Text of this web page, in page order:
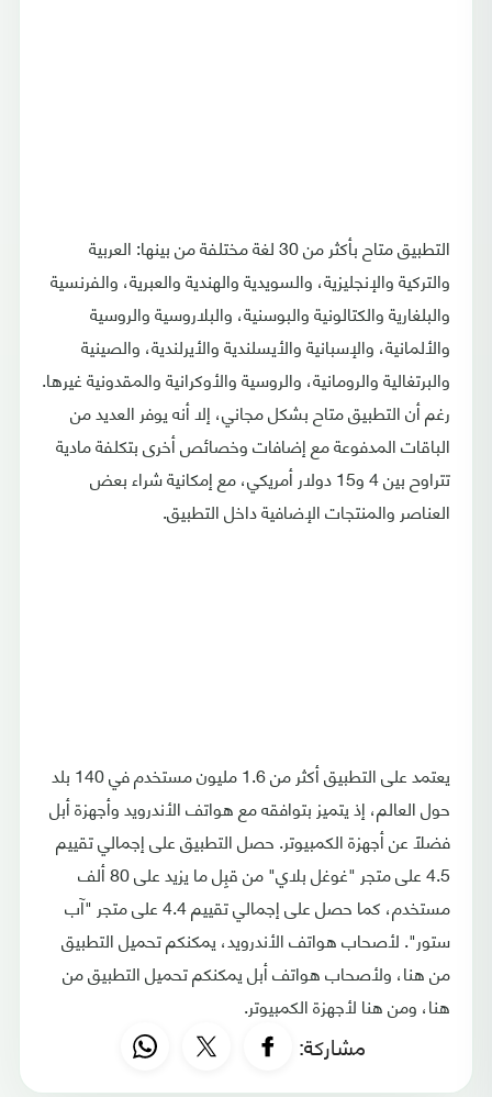
التطبيق متاح بأكثر من 30 لغة مختلفة من بينها: العربية
والتركية والإنجليزية، والسويدية والهندية والعبرية، والفرنسية
والبلغارية والكتالونية والبوسنية، والبلاروسية والروسية
والألمانية، والإسبانية والأيسلندية والأيرلندية، والصينية
والبرتغالية والرومانية، والروسية والأوكرانية والمقدونية غيرها.
رغم أن التطبيق متاح بشكل مجاني، إلا أنه يوفر العديد من
الباقات المدفوعة مع إضافات وخصائص أخرى بتكلفة مادية
تتراوح بين 4 و15 دولار أمريكي، مع إمكانية شراء بعض
العناصر والمنتجات الإضافية داخل التطبيق.
يعتمد على التطبيق أكثر من 1.6 مليون مستخدم في 140 بلد
حول العالم، إذ يتميز بتوافقه مع هواتف الأندرويد وأجهزة أبل
فضلًا عن أجهزة الكمبيوتر. حصل التطبيق على إجمالي تقييم
4.5 على متجر "غوغل بلاي" من قبِل ما يزيد على 80 ألف
مستخدم، كما حصل على إجمالي تقييم 4.4 على متجر "آب
ستور". لأصحاب هواتف الأندرويد، يمكنكم تحميل التطبيق
من هنا، ولأصحاب هواتف أبل يمكنكم تحميل التطبيق من
هنا، ومن هنا لأجهزة الكمبيوتر.
مشاركة: